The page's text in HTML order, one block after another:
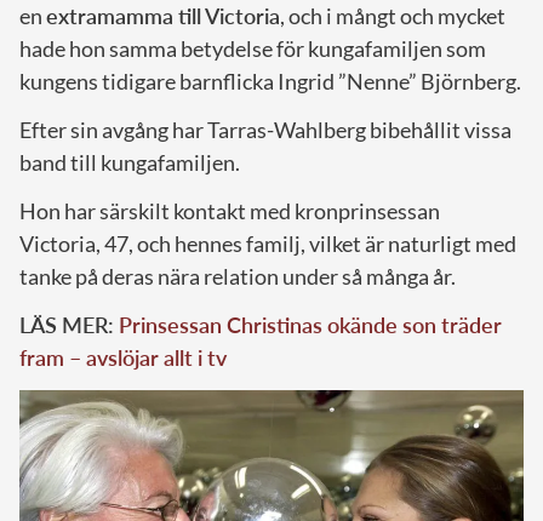
enextramamma till Victoria, och i mångt och mycket
hade hon samma betydelse för kungafamiljen som
kungens tidigare barnflicka Ingrid ”Nenne” Björnberg.
Efter sin avgång har Tarras-Wahlberg bibehållit vissa
band till kungafamiljen.
Hon har särskilt kontakt med kronprinsessan
Victoria, 47, och hennes familj, vilket är naturligt med
tanke på deras nära relation under så många år.
LÄS MER: Prinsessan Christinas okände son träder
fram – avslöjar allt i tv